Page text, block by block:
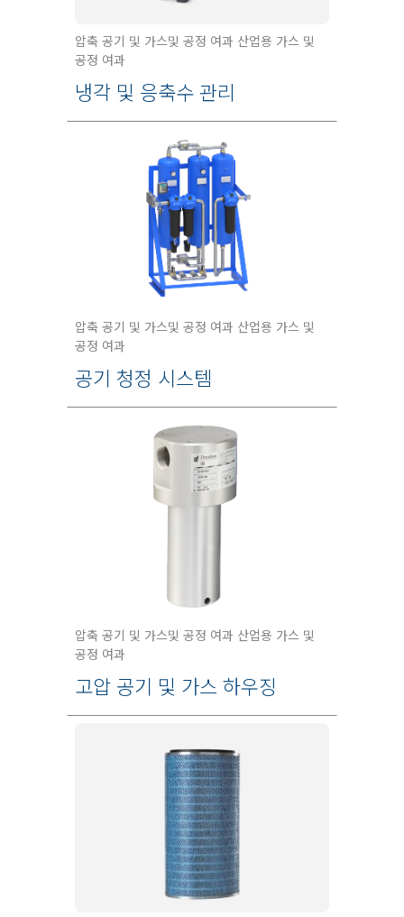
압축 공기 및 가스및 공정 여과 산업용 가스 및
공정 여과
냉각 및 응축수 관리
압축 공기 및 가스및 공정 여과 산업용 가스 및
공정 여과
공기 청정 시스템
압축 공기 및 가스및 공정 여과 산업용 가스 및
공정 여과
고압 공기 및 가스 하우징